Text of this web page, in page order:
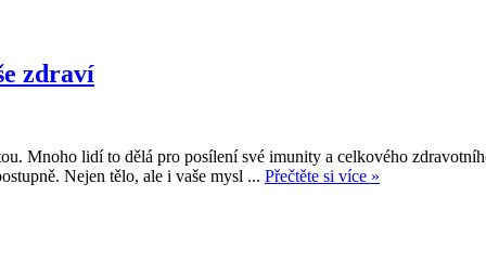
zdraví
Mnoho lidí to dělá pro posílení své imunity a celkového
Nejen tělo, ale i vaše mysl ... Přečtěte si více »